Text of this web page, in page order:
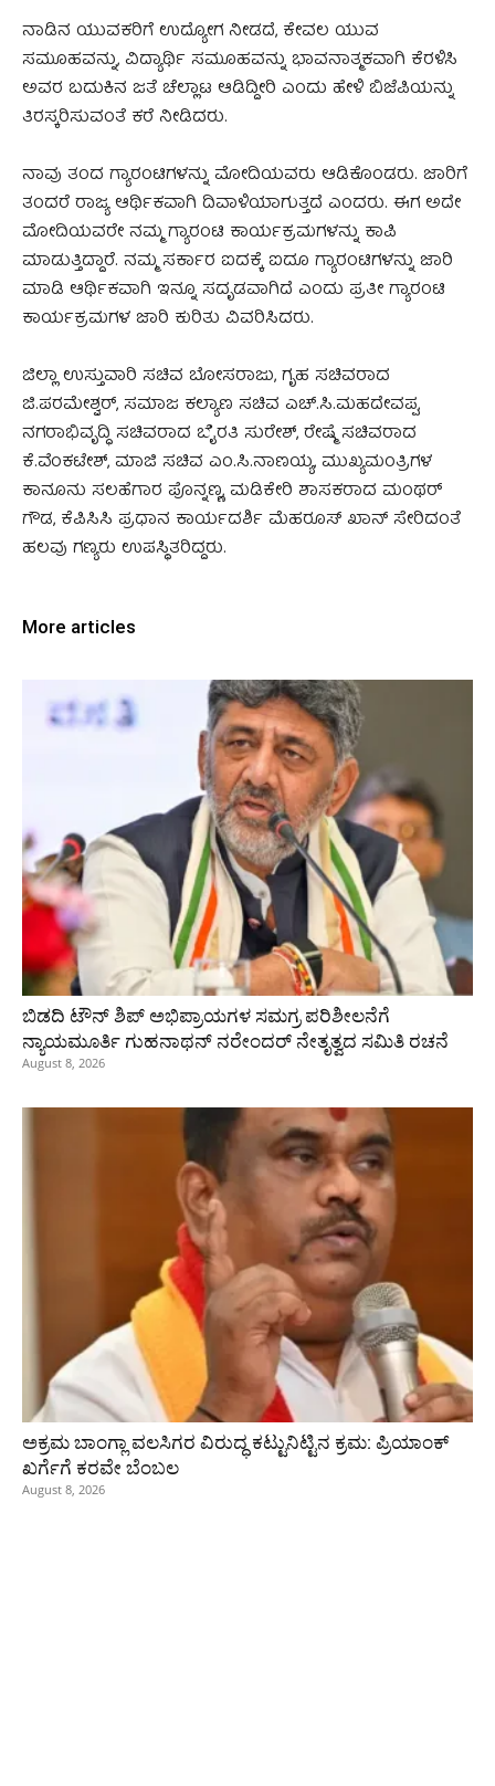
ನಾಡಿನ ಯುವಕರಿಗೆ ಉದ್ಯೋಗ ನೀಡದೆ, ಕೇವಲ ಯುವ
ಸಮೂಹವನ್ನು, ವಿದ್ಯಾರ್ಥಿ ಸಮೂಹವನ್ನು ಭಾವನಾತ್ಮಕವಾಗಿ ಕೆರಳಿಸಿ
ಅವರ ಬದುಕಿನ ಜತೆ ಚೆಲ್ಲಾಟ ಆಡಿದ್ದೀರಿ ಎಂದು ಹೇಳಿ ಬಿಜೆಪಿಯನ್ನು
ತಿರಸ್ಕರಿಸುವಂತೆ ಕರೆ ನೀಡಿದರು.
ನಾವು ತಂದ ಗ್ಯಾರಂಟಿಗಳನ್ನು ಮೋದಿಯವರು ಆಡಿಕೊಂಡರು. ಜಾರಿಗೆ
ತಂದರೆ ರಾಜ್ಯ ಆರ್ಥಿಕವಾಗಿ ದಿವಾಳಿಯಾಗುತ್ತದೆ ಎಂದರು. ಈಗ ಅದೇ
ಮೋದಿಯವರೇ ನಮ್ಮ ಗ್ಯಾರಂಟಿ ಕಾರ್ಯಕ್ರಮಗಳನ್ನು ಕಾಪಿ
ಮಾಡುತ್ತಿದ್ದಾರೆ. ನಮ್ಮ ಸರ್ಕಾರ ಐದಕ್ಕೆ ಐದೂ ಗ್ಯಾರಂಟಿಗಳನ್ನು ಜಾರಿ
ಮಾಡಿ ಆರ್ಥಿಕವಾಗಿ ಇನ್ನೂ ಸದೃಡವಾಗಿದೆ ಎಂದು ಪ್ರತೀ ಗ್ಯಾರಂಟಿ
ಕಾರ್ಯಕ್ರಮಗಳ ಜಾರಿ ಕುರಿತು ವಿವರಿಸಿದರು.
ಜಿಲ್ಲಾ ಉಸ್ತುವಾರಿ ಸಚಿವ ಬೋಸರಾಜು, ಗೃಹ ಸಚಿವರಾದ
ಜಿ.ಪರಮೇಶ್ವರ್, ಸಮಾಜ ಕಲ್ಯಾಣ ಸಚಿವ ಎಚ್.ಸಿ.ಮಹದೇವಪ್ಪ,
ನಗರಾಭಿವೃದ್ಧಿ ಸಚಿವರಾದ ಬೈರತಿ ಸುರೇಶ್, ರೇಷ್ಮೆ ಸಚಿವರಾದ
ಕೆ.ವೆಂಕಟೇಶ್, ಮಾಜಿ ಸಚಿವ ಎಂ.ಸಿ.ನಾಣಯ್ಯ, ಮುಖ್ಯಮಂತ್ರಿಗಳ
ಕಾನೂನು ಸಲಹೆಗಾರ ಪೊನ್ನಣ್ಣ, ಮಡಿಕೇರಿ ಶಾಸಕರಾದ ಮಂಥರ್
ಗೌಡ, ಕೆಪಿಸಿಸಿ ಪ್ರಧಾನ ಕಾರ್ಯದರ್ಶಿ ಮೆಹರೂಸ್ ಖಾನ್ ಸೇರಿದಂತೆ
ಹಲವು ಗಣ್ಯರು ಉಪಸ್ಥಿತರಿದ್ದರು.
More articles
ಬಿಡದಿ ಟೌನ್ ಶಿಪ್ ಅಭಿಪ್ರಾಯಗಳ ಸಮಗ್ರ ಪರಿಶೀಲನೆಗೆ
ನ್ಯಾಯಮೂರ್ತಿ ಗುಹನಾಥನ್ ನರೇಂದರ್ ನೇತೃತ್ವದ ಸಮಿತಿ ರಚನೆ
August 8, 2026
ಅಕ್ರಮ ಬಾಂಗ್ಲಾ ವಲಸಿಗರ ವಿರುದ್ಧ ಕಟ್ಟುನಿಟ್ಟಿನ ಕ್ರಮ: ಪ್ರಿಯಾಂಕ್
ಖರ್ಗೆಗೆ ಕರವೇ ಬೆಂಬಲ
August 8, 2026